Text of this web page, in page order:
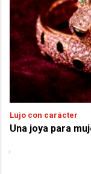
Lujo con carácter
Una joya para